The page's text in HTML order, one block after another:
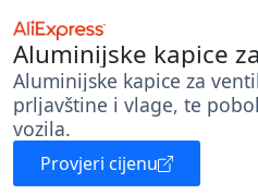
Aluminijske kapice
Aluminijske kapice za
prljavštine i vlage, te
vozila.
Provjeri cijenu